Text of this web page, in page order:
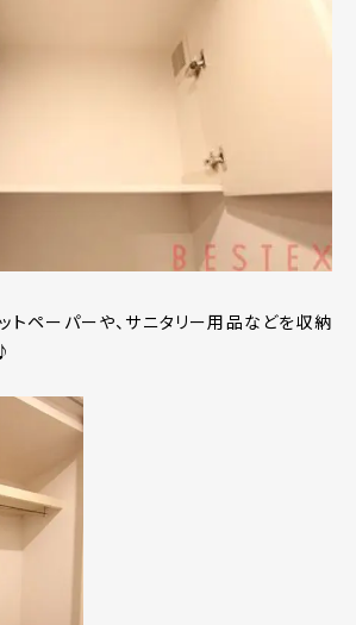
トペーパーや、サニタリー用品などを収納